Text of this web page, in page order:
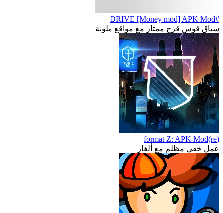
#DRIVE [Money mod] APK Mod
سباق قوس قزح ممتاز مع مواقع ملونة
(re)format Z: APK Mod
عمل خفي مظلم مع ألغاز